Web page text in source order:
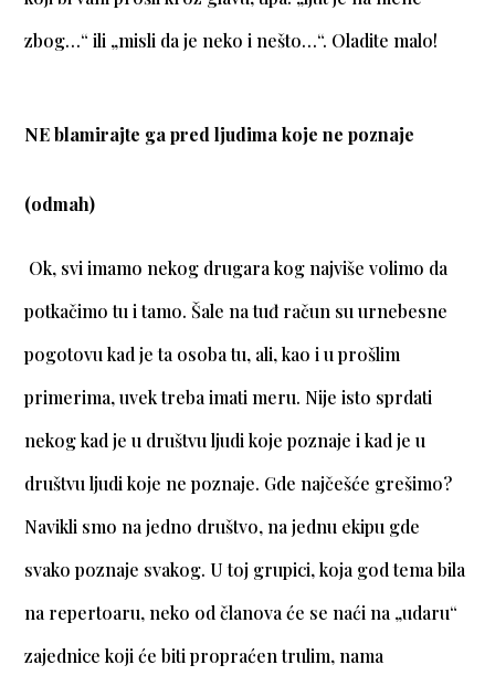
zbog…“ ili „misli da je neko i nešto…“. Oladite malo!
NE blamirajte ga pred ljudima koje ne poznaje
(odmah)
Ok, svi imamo nekog drugara kog najviše volimo da
potkačimo tu i tamo. Šale na tuđ račun su urnebesne
pogotovu kad je ta osoba tu, ali, kao i u prošlim
primerima, uvek treba imati meru. Nije isto sprdati
nekog kad je u društvu ljudi koje poznaje i kad je u
društvu ljudi koje ne poznaje. Gde najčešće grešimo?
Navikli smo na jedno društvo, na jednu ekipu gde
svako poznaje svakog. U toj grupici, koja god tema bila
na repertoaru, neko od članova će se naći na „udaru“
zajednice koji će biti propraćen trulim, nama